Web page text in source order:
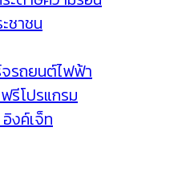
ชาชน
รถยนต์ไฟฟ้า
รีโปรแกรม
งค์เจ็ท